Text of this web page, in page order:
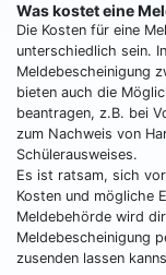
Was kostet eine
Die Kosten für eine
unterschiedlich sein.
Meldebescheinigung
bieten auch die
beantragen, z.B. bei
zum Nachweis von
Schülerausweises.
Es ist ratsam, sich
Kosten und mögliche
Meldebehörde wird
Meldebescheinigung
zusenden lassen